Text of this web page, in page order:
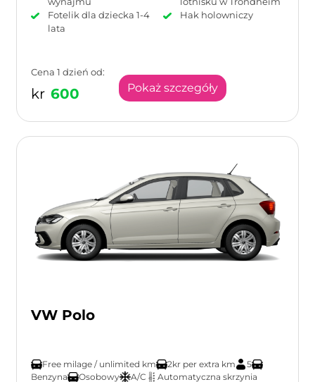
Fotelik dla dziecka 1-4
lata
Hak holowniczy
Cena 1 dzień od:
kr 600 Pokaż szczegóły
VW Polo
Free milage / unlimited km 2kr per extra km
5
Benzyna
Osobowy A/C Automatyczna skrzynia